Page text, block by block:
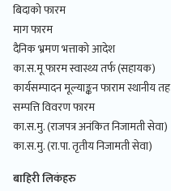
बिदाको फारम
माग फारम
दैनिक भ्रमण भत्ताको आदेश
का.स.मू फारम स्वास्थ्य तर्फ (सहायक)
कार्यसम्पादन मूल्याङ्कन फाराम स्थानीय तह
सम्पत्ति विवरण फारम
का.स.मु. (राजपत्र अनंकित निजामती सेवा)
का.स.मु. (रा.पा. तृतीय निजामती सेवा)
बाहिरी लिकंहरु